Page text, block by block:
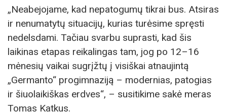
„Neabejojame, kad nepatogumų tikrai bus. Atsiras
ir nenumatytų situacijų, kurias turėsime spręsti
nedelsdami. Tačiau svarbu suprasti, kad šis
laikinas etapas reikalingas tam, jog po 12–16
mėnesių vaikai sugrįžtų į visiškai atnaujintą
„Germanto“ progimnaziją – modernias, patogias
ir šiuolaikiškas erdves“, – susitikime sakė meras
Tomas Katkus.